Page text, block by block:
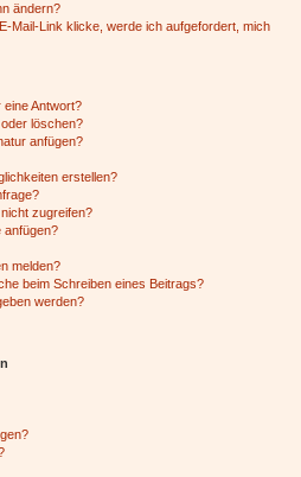
ändern?
Mail-Link klicke, werde ich aufgefordert, mich
Antwort?
löschen?
anfügen?
erstellen?
zugreifen?
anfügen?
melden?
beim Schreiben eines Beitrags?
werden?